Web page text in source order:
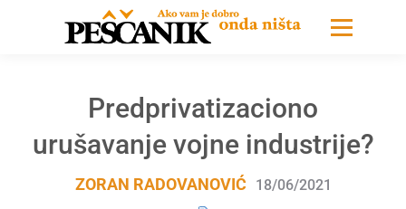
Predprivatizaciono
urušavanje vojne industrije?
ZORAN RADOVANOVIĆ 18/06/2021